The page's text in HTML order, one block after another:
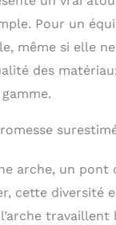
Pour un
même si elle
des
arche, un pont
cette diversité
travaillent